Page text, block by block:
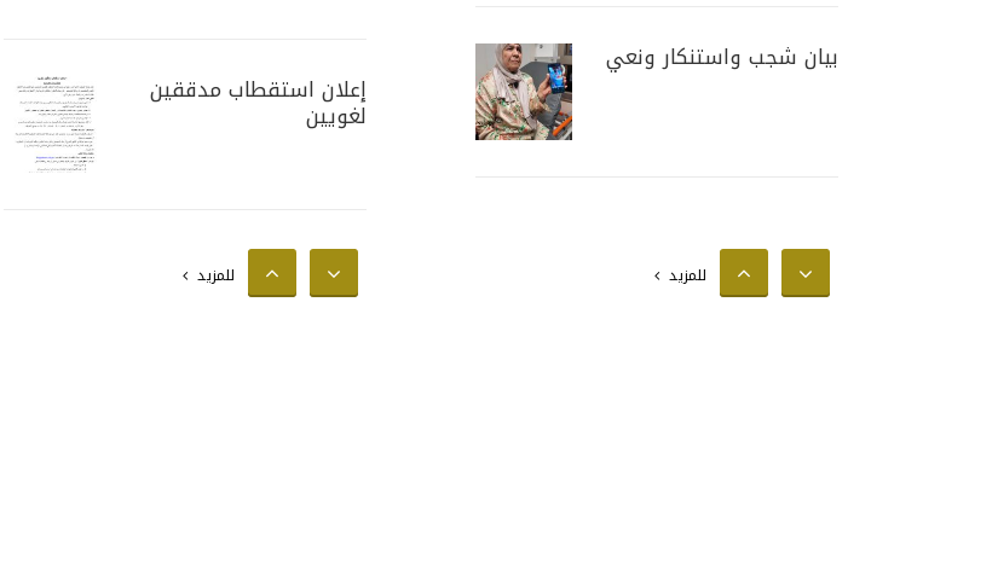
إعلان استقطاب مدققين
لغويين
إعلان استقطاب محللين
إحصائيين للمزيد
بيان شجب واستنكار ونعي
تستضيف وزير الزراعة
الفلسطيني لبحث سبل
تعزيز التعاون المشترك في
للمزيد